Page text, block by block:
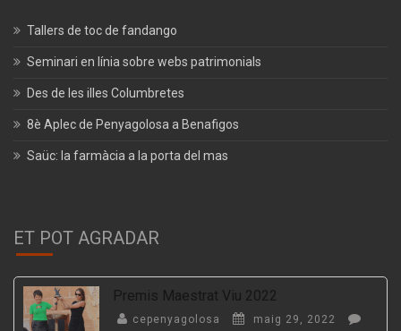
Tallers de toc de fandango
Seminari en línia sobre webs patrimonials
Des de les illes Columbretes
8è Aplec de Penyagolosa a Benafigos
Saüc: la farmàcia a la porta del mas
ET POT AGRADAR
Premis Maestrat Viu 2022
cepenyagolosa
maig 29, 2022